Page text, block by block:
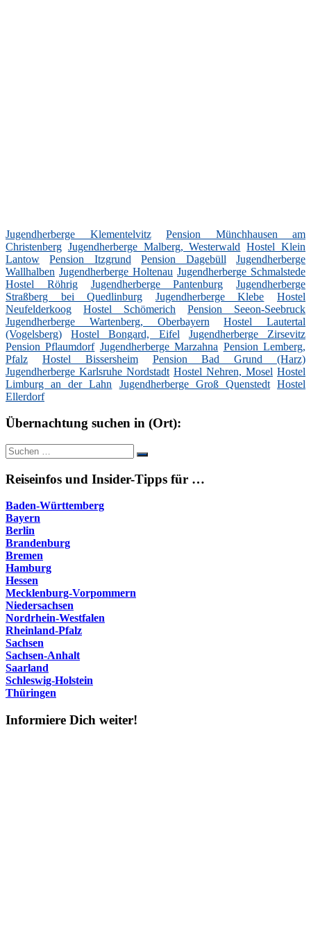
Jugendherberge Klementelvitz
Pension Münchhausen am
Christenberg Jugendherberge Malberg, Westerwald
Hostel Klein
Lantow
Pension Itzgrund Pension Dagebüll
Jugendherberge
Wallhalben Jugendherberge Holtenau Jugendherberge Schmalstede
Hostel Röhrig
Jugendherberge Pantenburg
Jugendherberge
Straßberg bei Quedlinburg
Jugendherberge Klebe
Hostel
Neufelderkoog
Hostel Schömerich
Pension Seeon-Seebruck
Jugendherberge Wartenberg, Oberbayern
Hostel Lautertal
(Vogelsberg)
Hostel Bongard, Eifel
Jugendherberge Zirsevitz
Pension Pflaumdorf Jugendherberge Marzahna Pension Lemberg,
Pfalz
Hostel Bissersheim
Pension Bad Grund (Harz)
Jugendherberge Karlsruhe Nordstadt Hostel Nehren, Mosel Hostel
Limburg an der Lahn
Jugendherberge Groß Quenstedt Hostel
Ellerdorf
Übernachtung suchen in (Ort):
Suche
nach:
Suchen
Reiseinfos und Insider-Tipps für …
Baden-Württemberg
Bayern
Berlin
Brandenburg
Bremen
Hamburg
Hessen
Mecklenburg-Vorpommern
Niedersachsen
Nordrhein-Westfalen
Rheinland-Pfalz
Sachsen
Sachsen-Anhalt
Saarland
Schleswig-Holstein
Thüringen
Informiere Dich weiter!